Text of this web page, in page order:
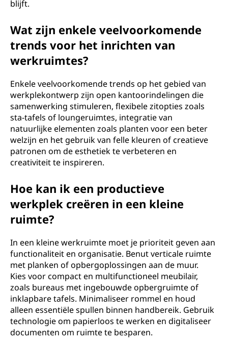
blijft.
Wat zijn enkele veelvoorkomende
trends voor het inrichten van
werkruimtes?
Enkele veelvoorkomende trends op het gebied van
werkplekontwerp zijn open kantoorindelingen die
samenwerking stimuleren, flexibele zitopties zoals
sta-tafels of loungeruimtes, integratie van
natuurlijke elementen zoals planten voor een beter
welzijn en het gebruik van felle kleuren of creatieve
patronen om de esthetiek te verbeteren en
creativiteit te inspireren.
Hoe kan ik een productieve
werkplek creëren in een kleine
ruimte?
In een kleine werkruimte moet je prioriteit geven aan
functionaliteit en organisatie. Benut verticale ruimte
met planken of opbergoplossingen aan de muur.
Kies voor compact en multifunctioneel meubilair,
zoals bureaus met ingebouwde opbergruimte of
inklapbare tafels. Minimaliseer rommel en houd
alleen essentiële spullen binnen handbereik. Gebruik
technologie om papierloos te werken en digitaliseer
documenten om ruimte te besparen.